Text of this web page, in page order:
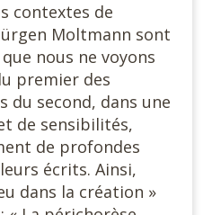
contextes de
Moltmann sont
nous ne voyons
premier des
du second, dans une
de sensibilités,
de profondes
écrits. Ainsi,
dans la création »